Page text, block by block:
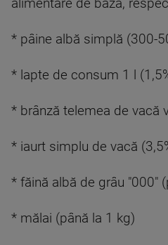
alimentare de bază,
* pâine albă simplă (300-
* lapte de consum 1 l
* brânză telemea de vacă
* iaurt simplu de vacă
* făină albă de grâu "000"
* mălai (până la 1 kg)